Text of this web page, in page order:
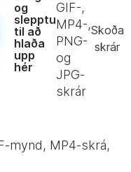
og
slepptu
til að
hlaða
upp
hér
GIF-,
MP4-,
PNG-
og
JPG-
skrár
Skoða
skrár
mynd, MP4-skrá,